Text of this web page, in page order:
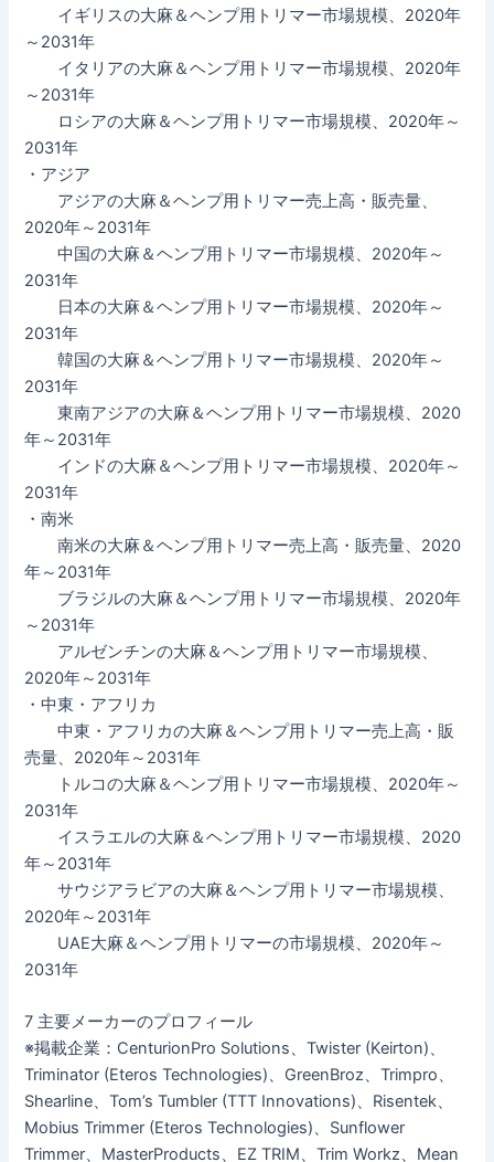
イギリスの大麻＆ヘンプ用トリマー市場規模、2020年
～2031年
イタリアの大麻＆ヘンプ用トリマー市場規模、2020年
～2031年
ロシアの大麻＆ヘンプ用トリマー市場規模、2020年～
2031年
・アジア
アジアの大麻＆ヘンプ用トリマー売上高・販売量、
2020年～2031年
中国の大麻＆ヘンプ用トリマー市場規模、2020年～
2031年
日本の大麻＆ヘンプ用トリマー市場規模、2020年～
2031年
韓国の大麻＆ヘンプ用トリマー市場規模、2020年～
2031年
東南アジアの大麻＆ヘンプ用トリマー市場規模、2020
年～2031年
インドの大麻＆ヘンプ用トリマー市場規模、2020年～
2031年
・南米
南米の大麻＆ヘンプ用トリマー売上高・販売量、2020
年～2031年
ブラジルの大麻＆ヘンプ用トリマー市場規模、2020年
～2031年
アルゼンチンの大麻＆ヘンプ用トリマー市場規模、
2020年～2031年
・中東・アフリカ
中東・アフリカの大麻＆ヘンプ用トリマー売上高・販
売量、2020年～2031年
トルコの大麻＆ヘンプ用トリマー市場規模、2020年～
2031年
イスラエルの大麻＆ヘンプ用トリマー市場規模、2020
年～2031年
サウジアラビアの大麻＆ヘンプ用トリマー市場規模、
2020年～2031年
UAE大麻＆ヘンプ用トリマーの市場規模、2020年～
2031年
7 主要メーカーのプロフィール
※掲載企業：CenturionPro Solutions、Twister (Keirton)、
Triminator (Eteros Technologies)、GreenBroz、Trimpro、
Shearline、Tom’s Tumbler (TTT Innovations)、Risentek、
Mobius Trimmer (Eteros Technologies)、Sunflower
Trimmer、MasterProducts、EZ TRIM、Trim Workz、Mean